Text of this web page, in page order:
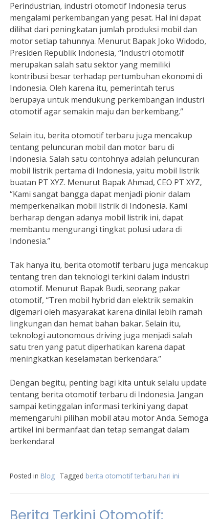
Perindustrian, industri otomotif Indonesia terus
mengalami perkembangan yang pesat. Hal ini dapat
dilihat dari peningkatan jumlah produksi mobil dan
motor setiap tahunnya. Menurut Bapak Joko Widodo,
Presiden Republik Indonesia, “Industri otomotif
merupakan salah satu sektor yang memiliki
kontribusi besar terhadap pertumbuhan ekonomi di
Indonesia. Oleh karena itu, pemerintah terus
berupaya untuk mendukung perkembangan industri
otomotif agar semakin maju dan berkembang.”
Selain itu, berita otomotif terbaru juga mencakup
tentang peluncuran mobil dan motor baru di
Indonesia. Salah satu contohnya adalah peluncuran
mobil listrik pertama di Indonesia, yaitu mobil listrik
buatan PT XYZ. Menurut Bapak Ahmad, CEO PT XYZ,
“Kami sangat bangga dapat menjadi pionir dalam
memperkenalkan mobil listrik di Indonesia. Kami
berharap dengan adanya mobil listrik ini, dapat
membantu mengurangi tingkat polusi udara di
Indonesia.”
Tak hanya itu, berita otomotif terbaru juga mencakup
tentang tren dan teknologi terkini dalam industri
otomotif. Menurut Bapak Budi, seorang pakar
otomotif, “Tren mobil hybrid dan elektrik semakin
digemari oleh masyarakat karena dinilai lebih ramah
lingkungan dan hemat bahan bakar. Selain itu,
teknologi autonomous driving juga menjadi salah
satu tren yang patut diperhatikan karena dapat
meningkatkan keselamatan berkendara.”
Dengan begitu, penting bagi kita untuk selalu update
tentang berita otomotif terbaru di Indonesia. Jangan
sampai ketinggalan informasi terkini yang dapat
memengaruhi pilihan mobil atau motor Anda. Semoga
artikel ini bermanfaat dan tetap semangat dalam
berkendara!
Posted in Blog Tagged berita otomotif terbaru hari ini